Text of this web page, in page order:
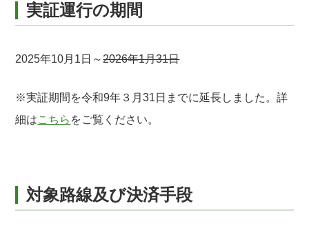
実証運行の期間
2025年10月1日～2026年1月31日
※実証期間を令和9年３月31日までに延長しました。詳
細はこちら をご覧ください。
対象路線及び決済手段